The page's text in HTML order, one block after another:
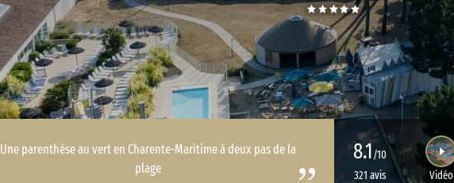
Une parenthèse au vert en Charente-Maritime à deux pas de la
plage
8.1/10
321 avis
Vidéo